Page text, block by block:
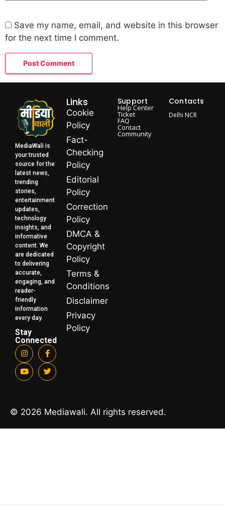
Save my name, email, and website in this browser
for the next time I comment.
MediaWali is
your trusted
source for the
latest news,
trending
stories,
entertainment
updates,
technology
insights, and
informative
content. We
are dedicated
to delivering
accurate,
engaging, and
reader-
friendly
information
every day.
Stay
Connected
Links
Cookie
Policy
Fact-
Checking
Policy
Editorial
Policy
Correction
Policy
DMCA &
Copyright
Policy
Terms &
Conditions
Disclaimer
Privacy
Policy
Support
Help Center
Ticket
FAQ
Contact
Community
Contacts
Delhi NCR
© 2026 Mediawali. All rights reserved.